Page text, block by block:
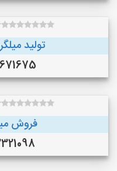
تولید
فروش